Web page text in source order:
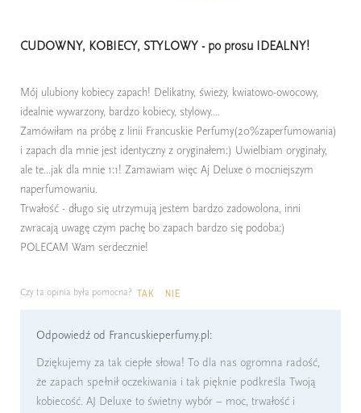
CUDOWNY, KOBIECY, STYLOWY - po prosu IDEALNY!
Mój ulubiony kobiecy zapach! Delikatny, świeży, kwiatowo-owocowy,
idealnie wywarzony, bardzo kobiecy, stylowy....
Zamówiłam na próbę z linii Francuskie Perfumy(20%zaperfumowania)
i zapach dla mnie jest identyczny z oryginałem:) Uwielbiam oryginały,
ale te...jak dla mnie 1:1! Zamawiam więc Aj Deluxe o mocniejszym
naperfumowaniu.
Trwałość - długo się utrzymują jestem bardzo zadowolona, inni
zwracają uwagę czym pachę bo zapach bardzo się podoba:)
POLECAM Wam serdecznie!
Czy ta opinia była pomocna? TAK NIE
Odpowiedź od Francuskieperfumy.pl:
Dziękujemy za tak ciepłe słowa! To dla nas ogromna radość,
że zapach spełnił oczekiwania i tak pięknie podkreśla Twoją
kobiecość. AJ Deluxe to świetny wybór – moc, trwałość i